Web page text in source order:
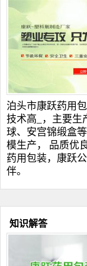
泊头市康跃药用
技术高_，主要生
球、安宫锦缎盒
模生产， 品质优
药用包装，康跃
伴。
知识解答